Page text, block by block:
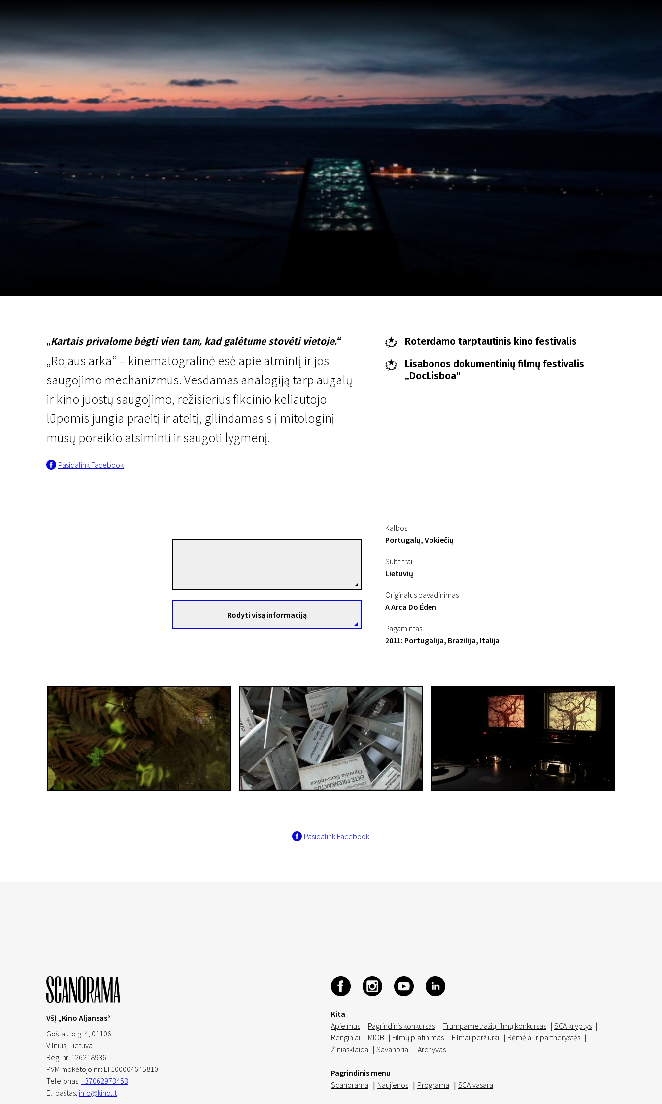
„Kartais privalome bėgti vien tam, kad galėtume stovėti vietoje.“
„Rojaus arka“ – kinematografinė esė apie atmintį ir jos
saugojimo mechanizmus. Vesdamas analogiją tarp augalų
ir kino juostų saugojimo, režisierius fikcinio keliautojo
lūpomis jungia praeitį ir ateitį, gilindamasis į mitologinį
mūsų poreikio atsiminti ir saugoti lygmenį.
Pasidalink Facebook
Roterdamo tarptautinis kino festivalis
Lisabonos dokumentinių filmų festivalis
„DocLisboa“
Rodyti visą informaciją
Kalbos
Portugalų, Vokiečių
Subtitrai
Lietuvių
Originalus pavadinimas
A Arca Do Éden
Pagamintas
2011: Portugalija, Brazilija, Italija
Pasidalink Facebook
Kita
Apie mus | Pagrindinis konkursas | Trumpametražių filmų konkursas | SCA kryptys |
Renginiai | MIOB | Filmų platinimas | Filmai peržiūrai | Rėmėjai ir partnerystės |
Žiniasklaida | Savanoriai | Archyvas
Pagrindinis menu
Scanorama | Naujienos | Programa | SCA vasara
VšĮ „Kino Aljansas“
Goštauto g. 4, 01106
Vilnius, Lietuva
Reg. nr. 126218936
PVM mokėtojo nr.: LT100004645810
Telefonas: +37062973453
El. paštas: info@kino.lt